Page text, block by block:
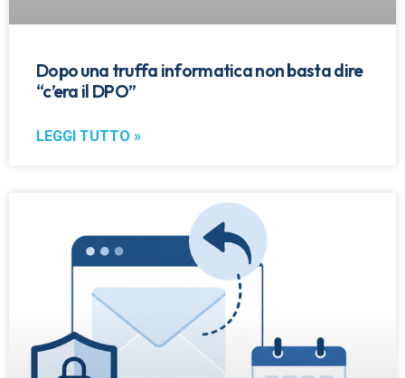
Dopo una truffa informatica non basta dire
“c’era il DPO”
LEGGI TUTTO »